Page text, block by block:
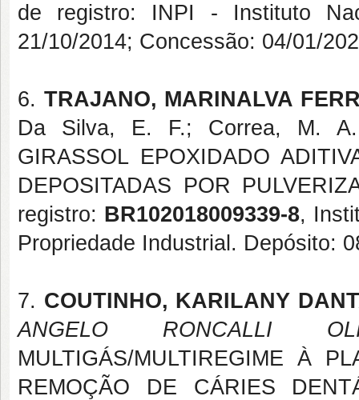
de registro: INPI - Instituto
21/10/2014; Concessão: 04/01/
6. TRAJANO, MARINALVA
Da Silva, E. F.; Correa, M. A.
GIRASSOL EPOXIDADO
DEPOSITADAS POR
registro: BR102018009339-8,
Propriedade Industrial. Depósito:
7. COUTINHO, KARILANY
ANGELO RONCALLI
MULTIGÁS/MULTIREGIME À
REMOÇÃO DE CÁRIES